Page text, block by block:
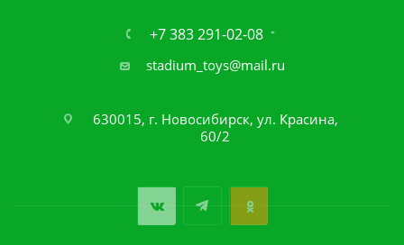
+7 383 291-02-08
stadium_toys@mail.ru
630015, г. Новосибирск, ул. Красина,
60/2